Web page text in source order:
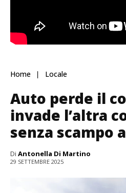
Home Locale
Auto perde il
invade l’altra
senza scampo
Di Antonella Di Martino
29 SETTEMBRE 2025